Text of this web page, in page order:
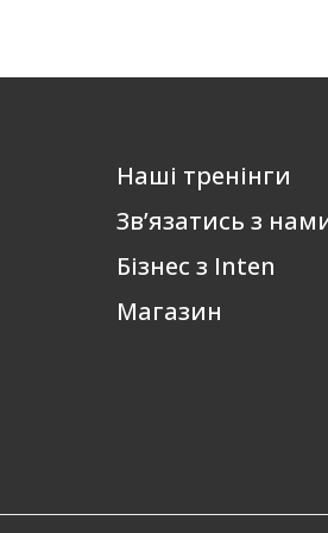
Наші тренінги
Зв’язатись з
Бізнес з Inten
Магазин